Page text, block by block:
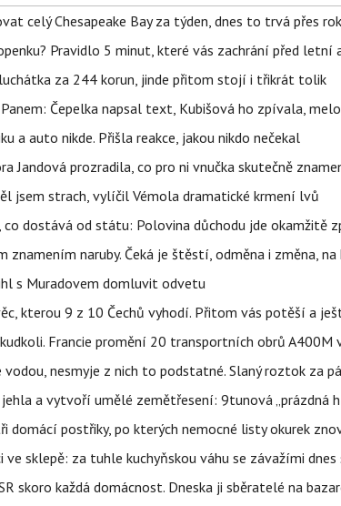
celý Chesapeake Bay za týden, dnes to trvá přes rok
Pravidlo 5 minut, které vás zachrání před letní
za 244 korun, jinde přitom stojí i třikrát tolik
Čepelka napsal text, Kubišová ho zpívala,
a auto nikde. Přišla reakce, jakou nikdo nečekal
Jandová prozradila, co pro ni vnučka skutečně
jsem strach, vylíčil Vémola dramatické krmení lvů
co dostává od státu: Polovina důchodu jde okamžitě
znamením naruby. Čeká je štěstí, odměna i změna,
s Muradovem domluvit odvetu
kterou 9 z 10 Čechů vyhodí. Přitom vás potěší a
Francie promění 20 transportních obrů
vodou, nesmyje z nich to podstatné. Slaný roztok za
a vytvoří umělé zemětřesení: 9tunová „prázdná
domácí postřiky, po kterých nemocné listy okurek
ve sklepě: za tuhle kuchyňskou váhu se závažími
skoro každá domácnost. Dneska ji sběratelé na